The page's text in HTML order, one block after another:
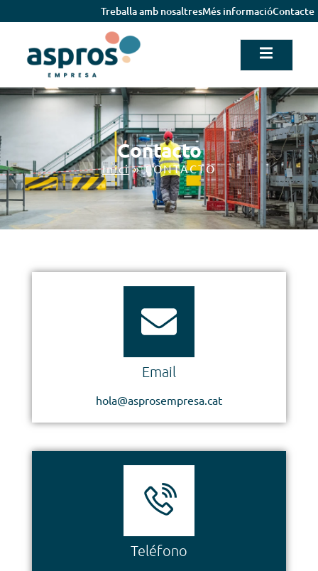
Treballa amb nosaltresMés informacióContacte
Contacto
Inici»CONTACTO
Email
hola@asprosempresa.cat
Teléfono